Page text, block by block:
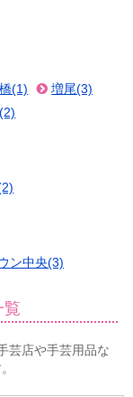
(1)
増尾(3)
ン中央(3)
覧
芸店や手芸用品な